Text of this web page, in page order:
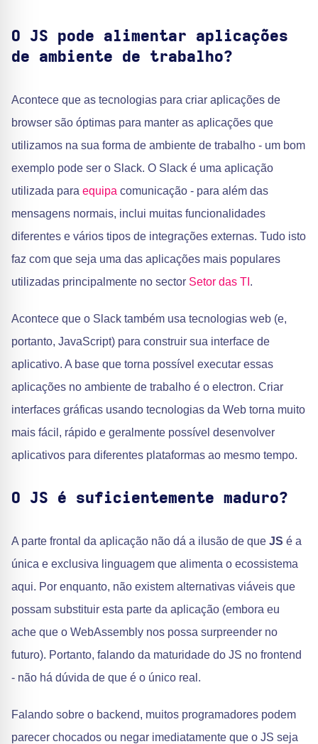
O JS pode alimentar aplicações
de ambiente de trabalho?
Acontece que as tecnologias para criar aplicações de
browser são óptimas para manter as aplicações que
utilizamos na sua forma de ambiente de trabalho - um bom
exemplo pode ser o Slack. O Slack é uma aplicação
utilizada para equipa comunicação - para além das
mensagens normais, inclui muitas funcionalidades
diferentes e vários tipos de integrações externas. Tudo isto
faz com que seja uma das aplicações mais populares
utilizadas principalmente no sector Setor das TI .
Acontece que o Slack também usa tecnologias web (e,
portanto, JavaScript) para construir sua interface de
aplicativo. A base que torna possível executar essas
aplicações no ambiente de trabalho é o electron. Criar
interfaces gráficas usando tecnologias da Web torna muito
mais fácil, rápido e geralmente possível desenvolver
aplicativos para diferentes plataformas ao mesmo tempo.
O JS é suficientemente maduro?
A parte frontal da aplicação não dá a ilusão de que JS é a
única e exclusiva linguagem que alimenta o ecossistema
aqui. Por enquanto, não existem alternativas viáveis que
possam substituir esta parte da aplicação (embora eu
ache que o WebAssembly nos possa surpreender no
futuro). Portanto, falando da maturidade do JS no frontend
- não há dúvida de que é o único real.
Falando sobre o backend, muitos programadores podem
parecer chocados ou negar imediatamente que o JS seja